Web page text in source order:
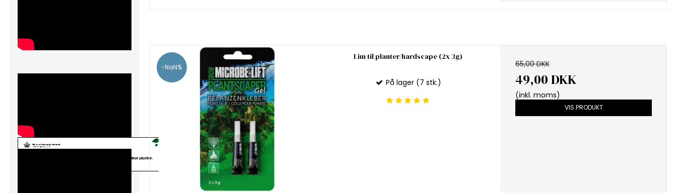
-NaN%
Lim til planter/hardscape (2x 3g)
På lager (7 stk.)
65,00 DKK
49,00 DKK
(inkl. moms)
VIS PRODUKT